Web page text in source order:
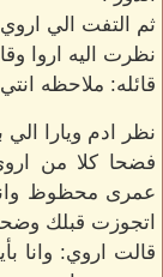
ثم التفت الي
نظرت اليه اروا
قائله: ملاحظه
نظر ادم ويارا
فضحا كلا من
عمرى محظوظ
اتجوزت قبلك
قالت اروي: وانا